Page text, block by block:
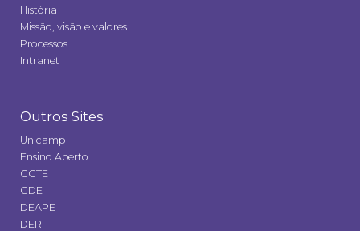
História
Missão, visão e valores
Processos
Intranet
Outros Sites
Unicamp
Ensino Aberto
GGTE
GDE
DEAPE
DERI